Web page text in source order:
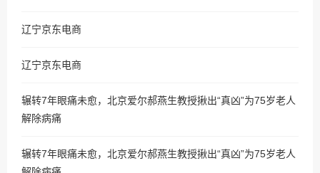
辽宁京东电商
辽宁京东电商
辗转7年眼痛未愈，北京爱尔郝燕生教授揪出“真凶”为75岁老人
解除病痛
辗转7年眼痛未愈，北京爱尔郝燕生教授揪出“真凶”为75岁老人